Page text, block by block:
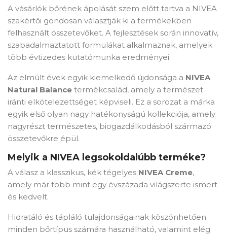
A vásárlók bőrének ápolását szem előtt tartva a NIVEA
szakértői gondosan választják ki a termékekben
felhasznált összetevőket. A fejlesztések során innovatív,
szabadalmaztatott formulákat alkalmaznak, amelyek
több évtizedes kutatómunka eredményei.
Az elmúlt évek egyik kiemelkedő újdonsága a NIVEA
Natural Balance termékcsalád, amely a természet
iránti elkötelezettséget képviseli. Ez a sorozat a márka
egyik első olyan nagy hatékonyságú kollekciója, amely
nagyrészt természetes, biogazdálkodásból származó
összetevőkre épül.
Melyik a NIVEA legsokoldalúbb terméke?
A válasz a klasszikus, kék tégelyes NIVEA Creme,
amely már több mint egy évszázada világszerte ismert
és kedvelt.
Hidratáló és tápláló tulajdonságainak köszönhetően
minden bőrtípus számára használható, valamint elég